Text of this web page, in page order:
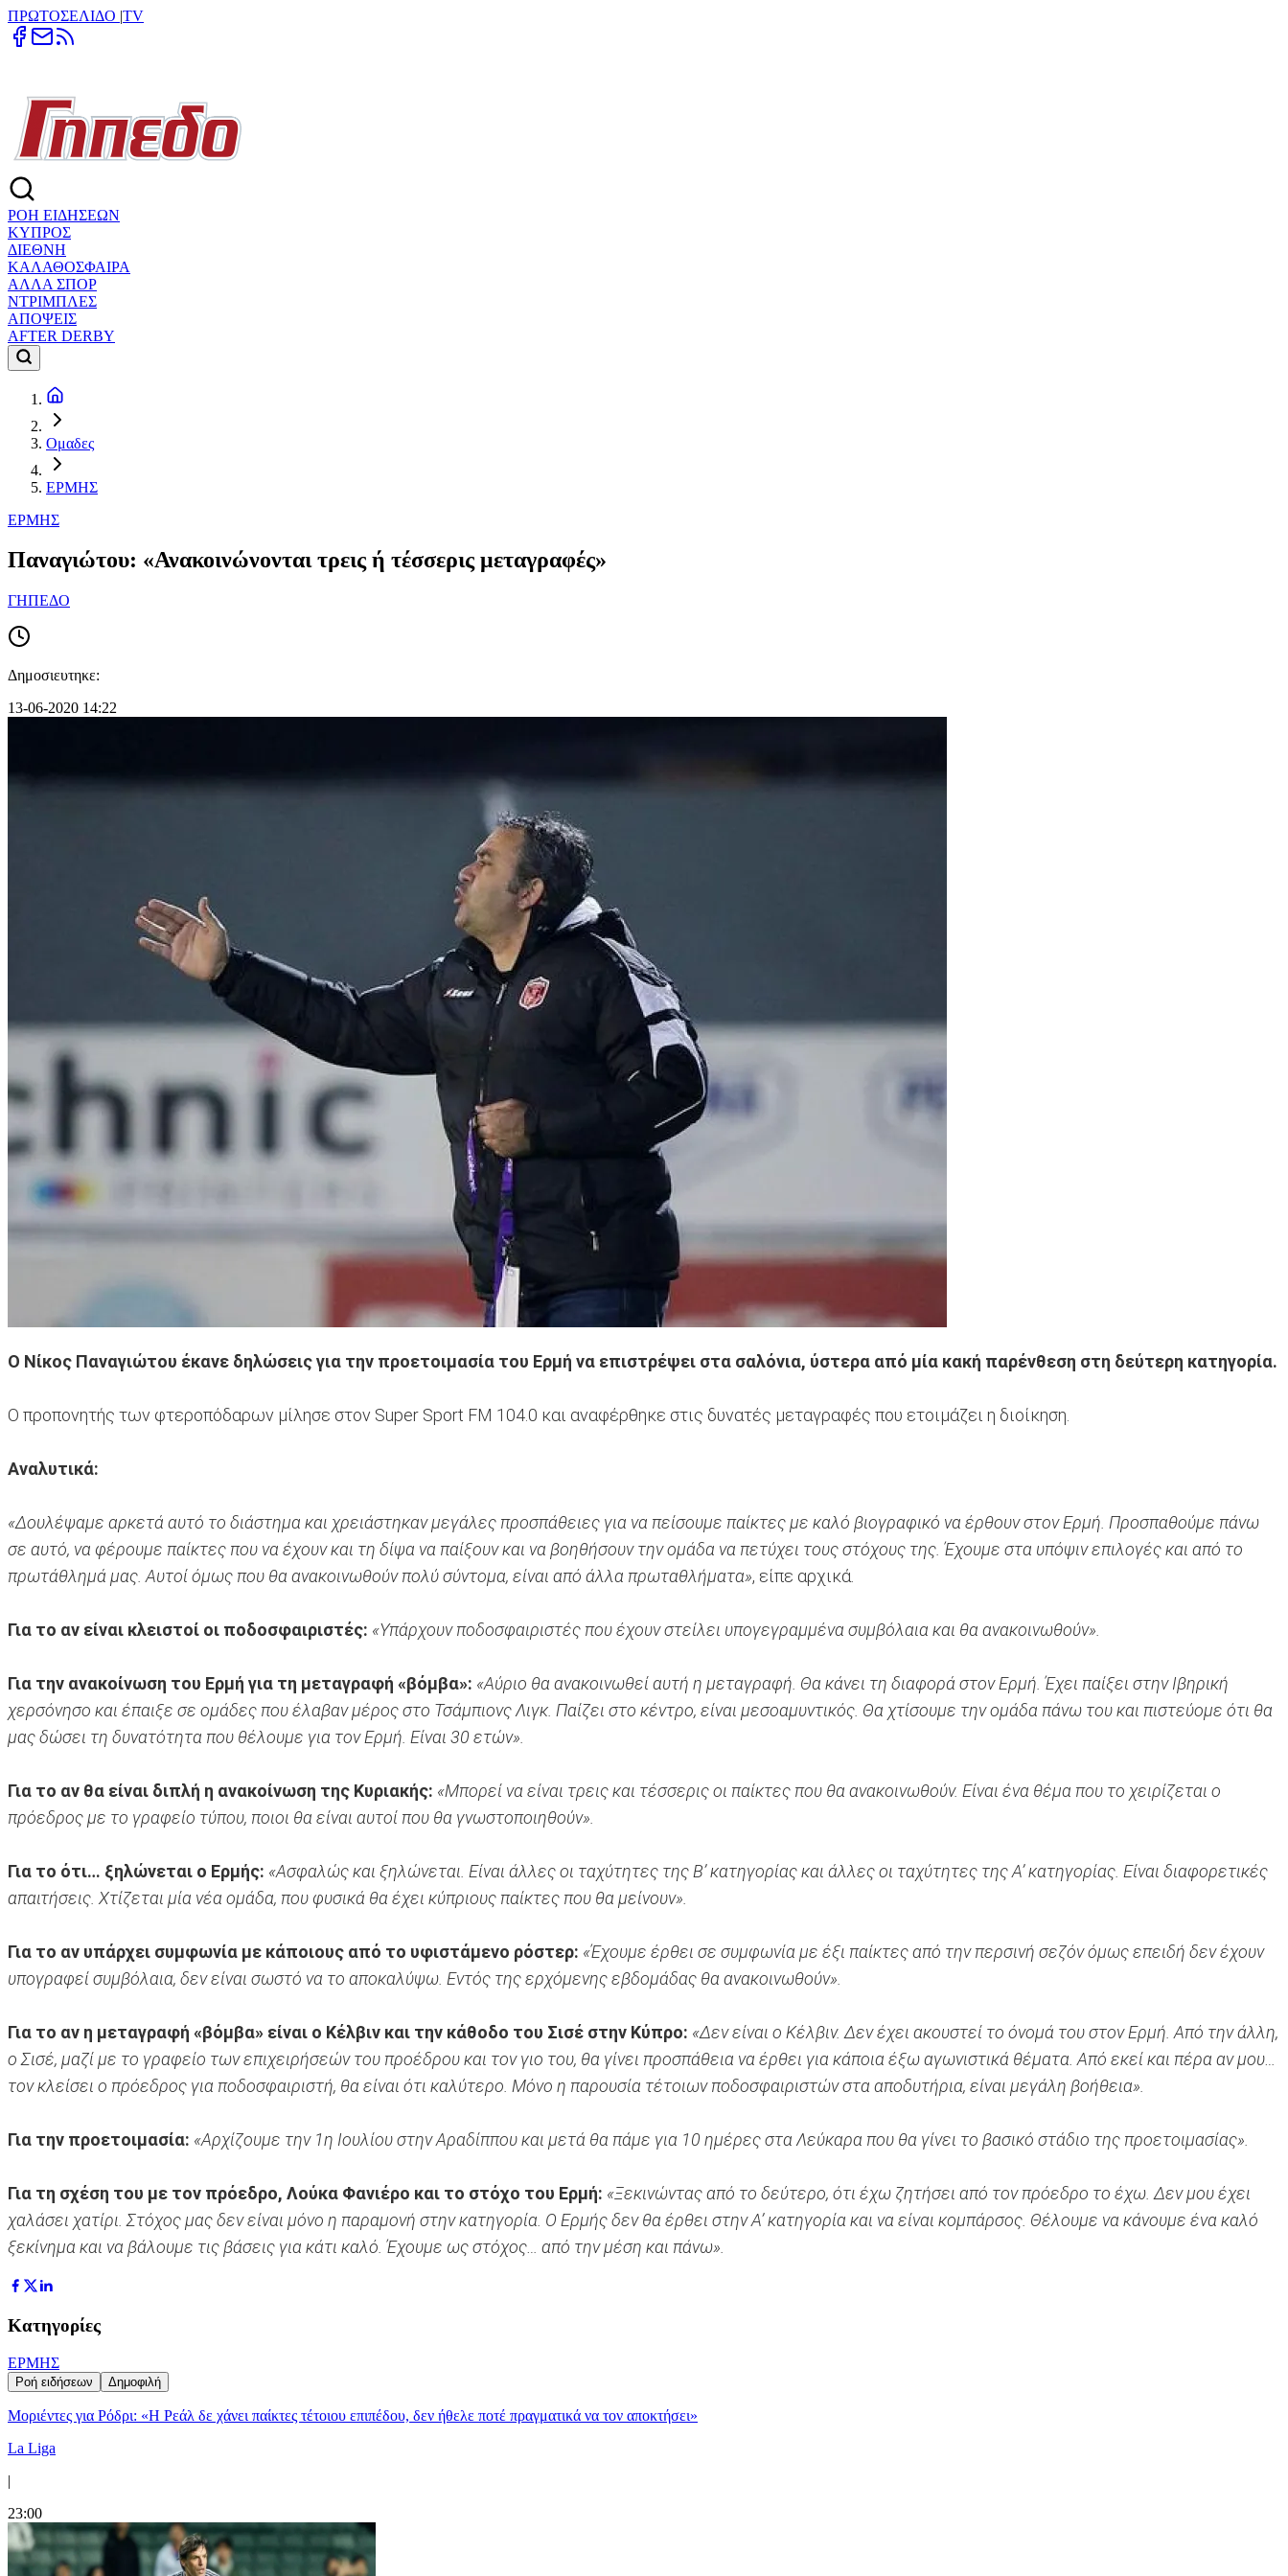
ΠΡΩΤΟΣΕΛΙΔΟ |TV
ΡΟΗ ΕΙΔΗΣΕΩΝ
ΚΥΠΡΟΣ
ΔΙΕΘΝΗ
ΚΑΛΑΘΟΣΦΑΙΡΑ
ΑΛΛΑ ΣΠΟΡ
ΝΤΡΙΜΠΛΕΣ
ΑΠΟΨΕΙΣ
AFTER DERBY
Ομαδες
ΕΡΜΗΣ
ΕΡΜΗΣ
Παναγιώτου: «Ανακοινώνονται τρεις ή τέσσερις μεταγραφές»
ΓΗΠΕΔΟ
Δημοσιευτηκε:
13-06-2020 14:22
Ο Νίκος Παναγιώτου έκανε δηλώσεις για την προετοιμασία του Ερμή να επιστρέψει στα σαλόνια, ύστερα από μία κακή παρένθεση στη δεύτερη κατηγορία.
Ο προπονητής των φτεροπόδαρων μίλησε στον Super Sport FM 104.0 και αναφέρθηκε στις δυνατές μεταγραφές που ετοιμάζει η διοίκηση.
Αναλυτικά:
«Δουλέψαμε αρκετά αυτό το διάστημα και χρειάστηκαν μεγάλες προσπάθειες για να πείσουμε παίκτες με καλό βιογραφικό να έρθουν στον Ερμή. Προσπαθούμε πάνω
σε αυτό, να φέρουμε παίκτες που να έχουν και τη δίψα να παίξουν και να βοηθήσουν την ομάδα να πετύχει τους στόχους της. Έχουμε στα υπόψιν επιλογές και από το
πρωτάθλημά μας. Αυτοί όμως που θα ανακοινωθούν πολύ σύντομα, είναι από άλλα πρωταθλήματα», είπε αρχικά.
Για το αν είναι κλειστοί οι ποδοσφαιριστές: «Υπάρχουν ποδοσφαιριστές που έχουν στείλει υπογεγραμμένα συμβόλαια και θα ανακοινωθούν».
Για την ανακοίνωση του Ερμή για τη μεταγραφή «βόμβα»: «Αύριο θα ανακοινωθεί αυτή η μεταγραφή. Θα κάνει τη διαφορά στον Ερμή. Έχει παίξει στην Ιβηρική
χερσόνησο και έπαιξε σε ομάδες που έλαβαν μέρος στο Τσάμπιονς Λιγκ. Παίζει στο κέντρο, είναι μεσοαμυντικός. Θα χτίσουμε την ομάδα πάνω του και πιστεύομε ότι θα
μας δώσει τη δυνατότητα που θέλουμε για τον Ερμή. Είναι 30 ετών».
Για το αν θα είναι διπλή η ανακοίνωση της Κυριακής: «Μπορεί να είναι τρεις και τέσσερις οι παίκτες που θα ανακοινωθούν. Είναι ένα θέμα που το χειρίζεται ο
πρόεδρος με το γραφείο τύπου, ποιοι θα είναι αυτοί που θα γνωστοποιηθούν».
Για το ότι… ξηλώνεται ο Ερμής: «Ασφαλώς και ξηλώνεται. Είναι άλλες οι ταχύτητες της Β’ κατηγορίας και άλλες οι ταχύτητες της Α’ κατηγορίας. Είναι διαφορετικές
απαιτήσεις. Χτίζεται μία νέα ομάδα, που φυσικά θα έχει κύπριους παίκτες που θα μείνουν».
Για το αν υπάρχει συμφωνία με κάποιους από το υφιστάμενο ρόστερ: «Έχουμε έρθει σε συμφωνία με έξι παίκτες από την περσινή σεζόν όμως επειδή δεν έχουν
υπογραφεί συμβόλαια, δεν είναι σωστό να το αποκαλύψω. Εντός της ερχόμενης εβδομάδας θα ανακοινωθούν».
Για το αν η μεταγραφή «βόμβα» είναι ο Κέλβιν και την κάθοδο του Σισέ στην Κύπρο: «Δεν είναι ο Κέλβιν. Δεν έχει ακουστεί το όνομά του στον Ερμή. Από την άλλη,
ο Σισέ, μαζί με το γραφείο των επιχειρήσεών του προέδρου και τον γιο του, θα γίνει προσπάθεια να έρθει για κάποια έξω αγωνιστικά θέματα. Από εκεί και πέρα αν μου…
τον κλείσει ο πρόεδρος για ποδοσφαιριστή, θα είναι ότι καλύτερο. Μόνο η παρουσία τέτοιων ποδοσφαιριστών στα αποδυτήρια, είναι μεγάλη βοήθεια».
Για την προετοιμασία: «Αρχίζουμε την 1η Ιουλίου στην Αραδίππου και μετά θα πάμε για 10 ημέρες στα Λεύκαρα που θα γίνει το βασικό στάδιο της προετοιμασίας».
Για τη σχέση του με τον πρόεδρο, Λούκα Φανιέρο και το στόχο του Ερμή: «Ξεκινώντας από το δεύτερο, ότι έχω ζητήσει από τον πρόεδρο το έχω. Δεν μου έχει
χαλάσει χατίρι. Στόχος μας δεν είναι μόνο η παραμονή στην κατηγορία. Ο Ερμής δεν θα έρθει στην Α’ κατηγορία και να είναι κομπάρσος. Θέλουμε να κάνουμε ένα καλό
ξεκίνημα και να βάλουμε τις βάσεις για κάτι καλό. Έχουμε ως στόχος… από την μέση και πάνω».
Κατηγορίες
ΕΡΜΗΣ
Ροή ειδήσεων Δημοφιλή
Μοριέντες για Ρόδρι: «Η Ρεάλ δε χάνει παίκτες τέτοιου επιπέδου, δεν ήθελε ποτέ πραγματικά να τον αποκτήσει»
La Liga
|
23:00